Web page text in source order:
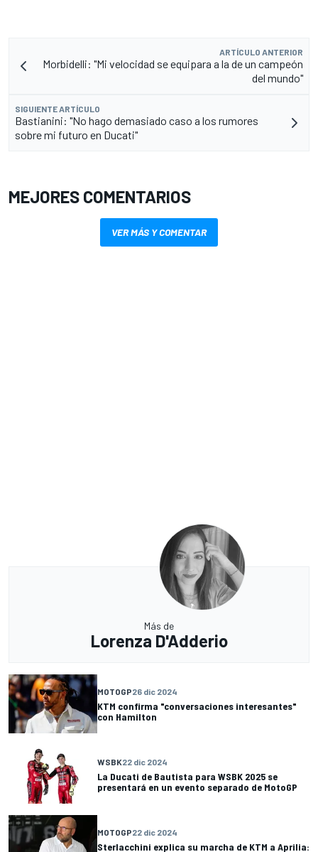
ARTÍCULO ANTERIOR
Morbidelli: "Mi velocidad se equipara a la de un campeón
del mundo"
SIGUIENTE ARTÍCULO
Bastianini: "No hago demasiado caso a los rumores
sobre mi futuro en Ducati"
MEJORES COMENTARIOS
VER MÁS Y COMENTAR
Más de
Lorenza D'Adderio
MOTOGP26 dic 2024
KTM confirma "conversaciones interesantes"
con Hamilton
WSBK22 dic 2024
La Ducati de Bautista para WSBK 2025 se
presentará en un evento separado de MotoGP
MOTOGP22 dic 2024
Sterlacchini explica su marcha de KTM a Aprilia: